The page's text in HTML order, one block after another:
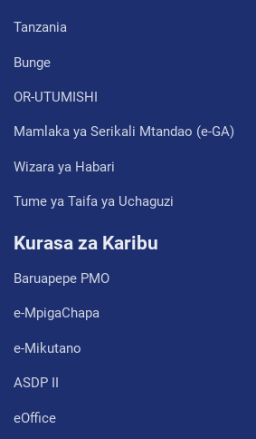
Tanzania
Bunge
OR-UTUMISHI
Mamlaka ya Serikali Mtandao (e-GA)
Wizara ya Habari
Tume ya Taifa ya Uchaguzi
Kurasa za Karibu
Baruapepe PMO
e-MpigaChapa
e-Mikutano
ASDP II
eOffice